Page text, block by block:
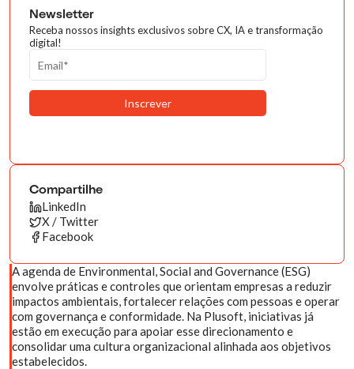
A agenda de Environmental, Social and Governance (ESG)
envolve práticas e controles que orientam empresas a reduzir
impactos ambientais, fortalecer relações com pessoas e operar
com governança e conformidade. Na Plusoft, iniciativas já
estão em execução para apoiar esse direcionamento e
consolidar uma cultura organizacional alinhada aos objetivos
estabelecidos.
Newsletter
Receba nossos insights exclusivos sobre CX, IA e transformação
digital!
Compartilhe
LinkedIn
X / Twitter
Facebook